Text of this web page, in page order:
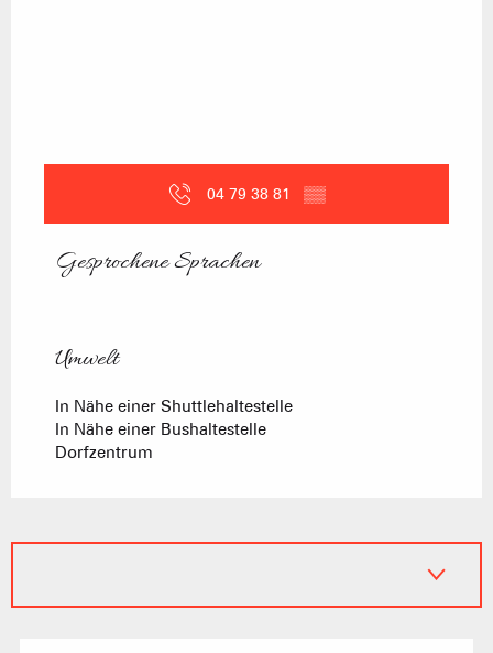
04 79 38 81 ▒▒
Gesprochene Sprachen
Gesprochene Sprachen
Umwelt
Umwelt
In Nähe einer Shuttlehaltestelle
In Nähe einer Bushaltestelle
Dorfzentrum